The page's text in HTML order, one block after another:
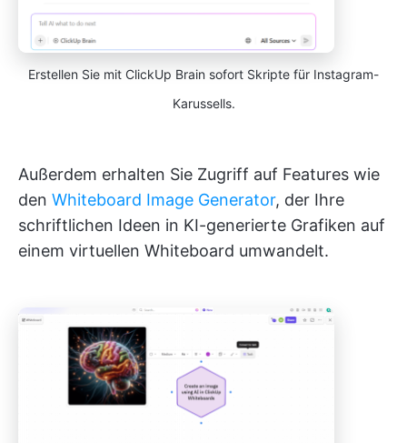
Erstellen Sie mit ClickUp Brain sofort Skripte für Instagram-
Karussells.
Außerdem erhalten Sie Zugriff auf Features wie
den Whiteboard Image Generator, der Ihre
schriftlichen Ideen in KI-generierte Grafiken auf
einem virtuellen Whiteboard umwandelt.